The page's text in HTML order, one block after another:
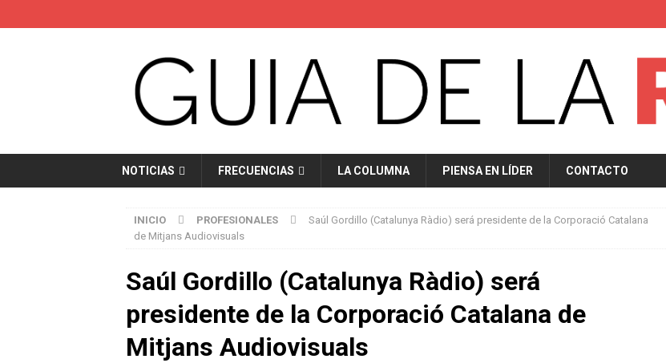
NOTICIAS FRECUENCIAS LA COLUMNA PIENSA EN LÍDER CONTACTO
INICIO PROFESIONALES
Saúl Gordillo (Catalunya Ràdio) será presidente de la Corporació Catalana
de Mitjans Audiovisuals
Saúl Gordillo (Catalunya Ràdio) será
presidente de la Corporació Catalana de
Mitjans Audiovisuals